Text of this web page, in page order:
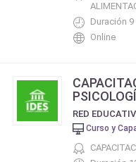
Duración
Online
Curso y